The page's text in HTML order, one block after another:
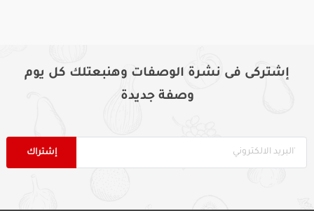
إشتركى فى نشرة الوصفات وهنبعتلك كل يوم
وصفة جديدة